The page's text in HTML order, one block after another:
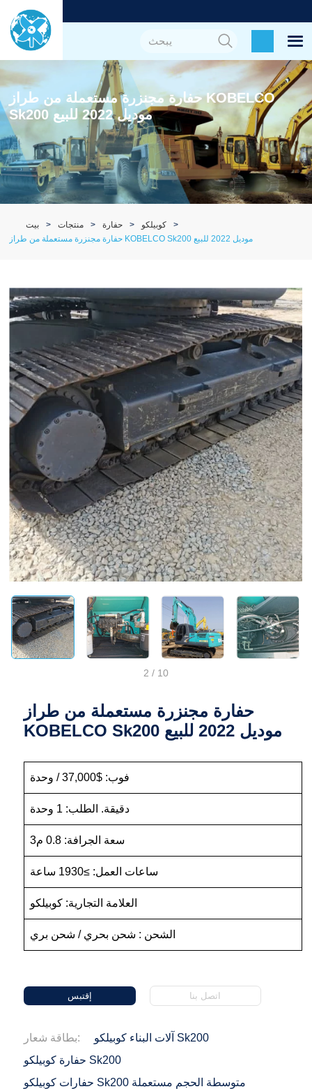
حفارة مجنزرة مستعملة من طراز KOBELCO
Sk200 موديل 2022 للبيع
بيت منتجات حفارة
كوبيلكو
حفارة مجنزرة مستعملة من طراز KOBELCO Sk200 موديل 2022 للبيع
2 / 10
حفارة مجنزرة مستعملة من طراز
KOBELCO Sk200 موديل 2022 للبيع
فوب: $37,000 / وحدة
دقيقة. الطلب: 1 وحدة
سعة الجرافة: 0.8 م3
ساعات العمل: ≥1930 ساعة
العلامة التجارية: كوبيلكو
الشحن : شحن بحري / شحن بري
إقتبس اتصل بنا
بطاقة شعار:
آلات البناء كوبيلكو Sk200
حفارة كوبيلكو Sk200
حفارات كوبيلكو Sk200 متوسطة الحجم مستعملة